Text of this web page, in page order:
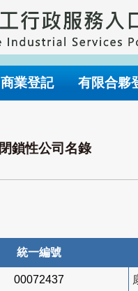
商業登記 有限合夥
閉鎖性公司名錄
統一編號
00072437